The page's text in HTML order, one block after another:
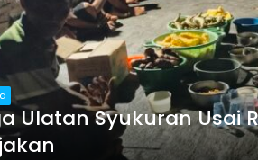
Ulatan Syukuran Usai